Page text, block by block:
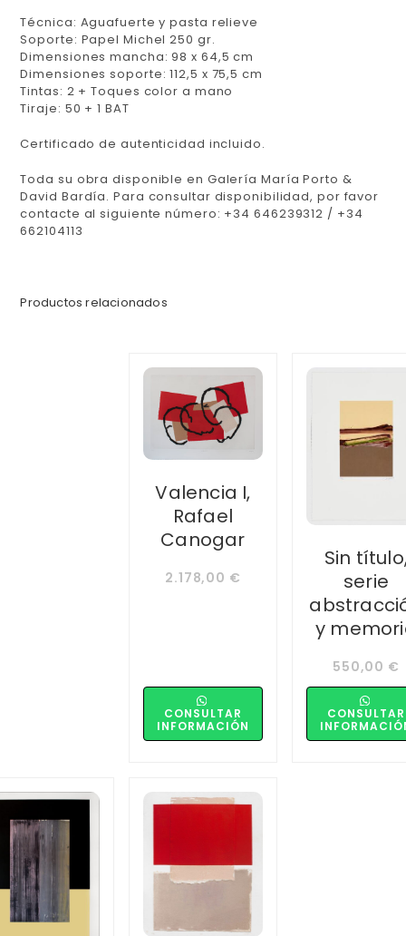
Técnica: Aguafuerte y pasta relieve
Soporte: Papel Michel 250 gr.
Dimensiones mancha: 98 x 64,5 cm
Dimensiones soporte: 112,5 x 75,5 cm
Tintas: 2 + Toques color a mano
Tiraje: 50 + 1 BAT
Certificado de autenticidad incluido.
Toda su obra disponible en Galería María Porto &
David Bardía. Para consultar disponibilidad, por favor
contacte al siguiente número: +34 646239312 / +34
662104113
Productos relacionados
Valencia I,
Rafael
Canogar
2.178,00 €
CONSULTAR
INFORMACIÓN
Sin
serie
y
550,00 €
CONSULTAR